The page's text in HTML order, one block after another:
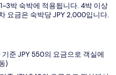
박 숙박에 적용됩니다. 4박 이상
요금은 숙박당 JPY 2,000입니다.
준 JPY 550의 요금으로 객실에
)